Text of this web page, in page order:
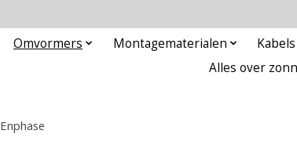
Omvormers Montagematerialen
Alles over
Enphase